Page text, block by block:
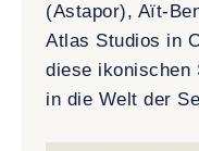
(Astapor), Aït-
Atlas Studios in
diese ikonischen
in die Welt der